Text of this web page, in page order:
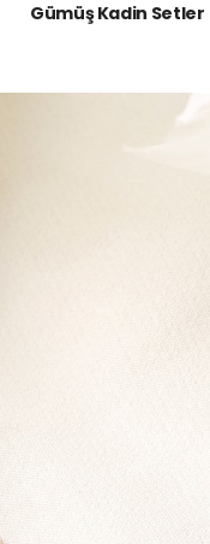
Gümüş Kadin Setler